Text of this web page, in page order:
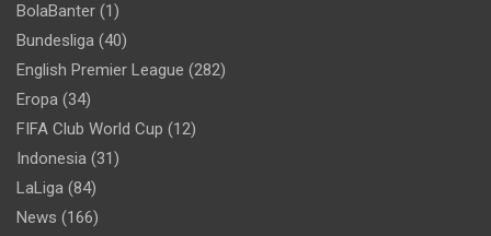
BolaBanter (1)
Bundesliga (40)
English Premier League (282)
Eropa (34)
FIFA Club World Cup (12)
Indonesia (31)
LaLiga (84)
News (166)